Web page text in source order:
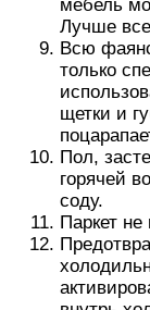
мебель
Лучше
Всю
только
щетки и
Пол,
горячей
соду.
Паркет